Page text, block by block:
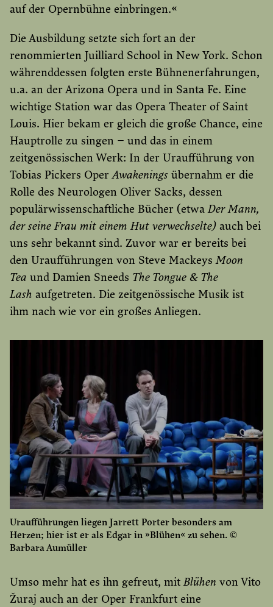
auf der Opernbühne einbringen.«
Die Ausbildung setzte sich fort an der
renommierten Juilliard School in New York. Schon
währenddessen folgten erste Bühnenerfahrungen,
u.a. an der Arizona Opera und in Santa Fe. Eine
wichtige Station war das Opera Theater of Saint
Louis. Hier bekam er gleich die große Chance, eine
Hauptrolle zu singen – und das in einem
zeitgenössischen Werk: In der Uraufführung von
Tobias Pickers OperAwakenings übernahm er die
Rolle des Neurologen Oliver Sacks, dessen
populärwissenschaftliche Bücher (etwaDer Mann,
der seine Frau mit einem Hut verwechselte) auch bei
uns sehr bekannt sind. Zuvor war er bereits bei
den Uraufführungen von Steve MackeysMoon
Tea und Damien Sneeds The Tongue & The
Lash aufgetreten. Die zeitgenössische Musik ist
ihm nach wie vor ein großes Anliegen.
Uraufführungen liegen Jarrett Porter besonders am
Herzen; hier ist er als Edgar in »Blühen« zu sehen. ©
Barbara Aumüller
Umso mehr hat es ihn gefreut, mitBlühen von Vito
Žuraj auch an der Oper Frankfurt eine